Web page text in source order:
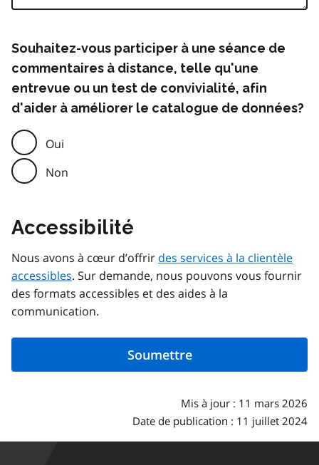
Souhaitez-vous participer à une séance de
commentaires à distance, telle qu'une
entrevue ou un test de convivialité, afin
d'aider à améliorer le catalogue de données?
Oui
Non
Accessibilité
Nous avons à cœur d’offrir des services à la clientèle
accessibles. Sur demande, nous pouvons vous fournir
des formats accessibles et des aides à la
communication.
Mis à jour : 11 mars 2026
Date de publication : 11 juillet 2024